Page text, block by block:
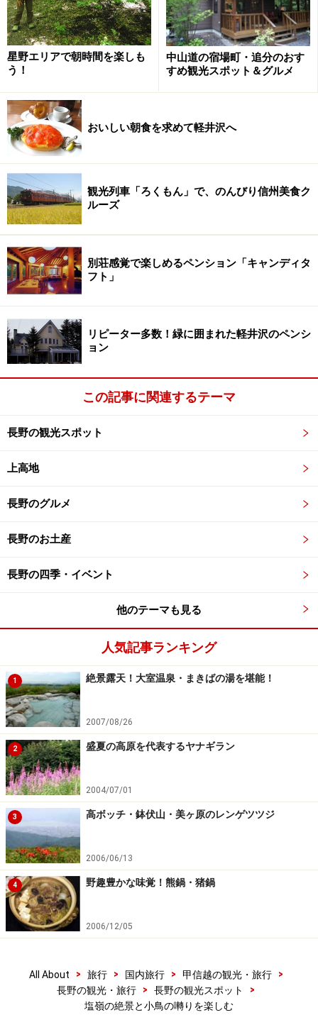
星野エリアで朝時間を楽しも
う！
中山道の宿場町・追分のおす
すめ観光スポット＆グルメ
おいしい朝食を求めて軽井沢へ
観光列車「ろくもん」で、のんびり信州美食ク
ルーズ
別荘感覚で楽しめるペンション「キャンディタ
フト」
リピーター多数！緑に囲まれた軽井沢のペンシ
ョン
この記事に関連するテーマ
長野の観光スポット
上高地
長野のグルメ
長野のお土産
長野の四季・イベント
他のテーマも見る
人気記事ランキング
1 絶景露天！大室温泉・まきばの湯を堪能！
2007/08/26
2 盛夏の高原を代表するヤナギラン
2004/07/01
3 高ボッチ・鉢伏山・美ヶ原のレンゲツツジ
2006/06/13
4 野趣豊かな味覚！熊鍋・猪鍋
2006/12/05
All About > 旅行 > 国内旅行 > 甲信越の観光・旅行
>
長野の観光・旅行
> 長野の観光スポット
>
塩嶺の絶景と小鳥の囀りを楽しむ